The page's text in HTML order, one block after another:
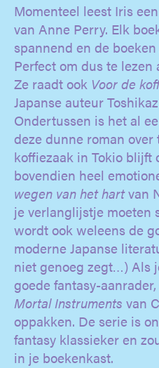
Momenteel leest Iris
van Anne Perry. Elk
spannend en de
Perfect om dus te
Ze raadt ook Voor de
Japanse auteur
Ondertussen is het al
deze dunne roman
koffiezaak in Tokio blijft
bovendien heel
wegen van het hartvan
je verlanglijstje moeten
wordt ook weleens de
moderne Japanse
niet genoeg zegt…) Als
goede fantasy-
Mortal Instruments van
oppakken. De serie is
fantasy klassieker en
in je boekenkast.